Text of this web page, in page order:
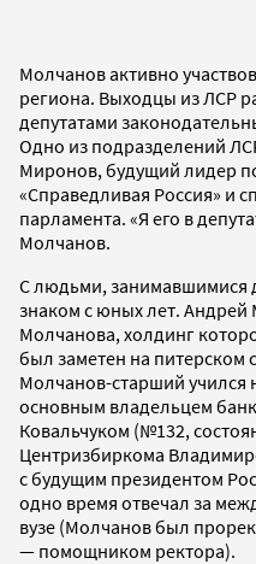
Молчанов активно
региона. Выходцы из ЛСР
депутатами
Одно из подразделений
Миронов, будущий лидер
«Справедливая Россия» и
парламента. «Я его в
Молчанов.
С людьми, занимавшимися
знаком с юных лет.
Молчанова, холдинг
был заметен на питерском
Молчанов-старший учился
основным владельцем
Ковальчуком (№132,
Центризбиркома
с будущим президентом
одно время отвечал за
вузе (Молчанов был
— помощником ректора).